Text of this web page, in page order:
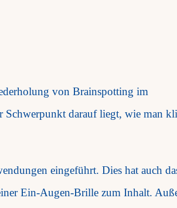
von Brainspotting im
Schwerpunkt darauf liegt, wie man
eingeführt. Dies hat auch
Ein-Augen-Brille zum Inhalt.